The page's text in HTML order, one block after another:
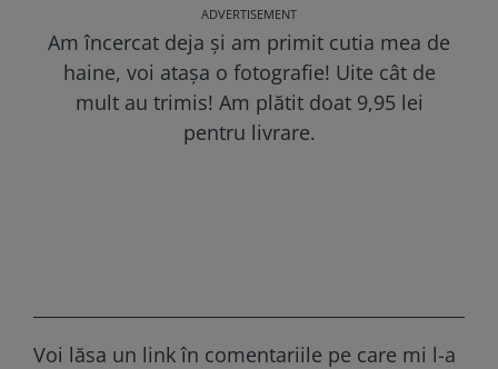
Am încercat deja și am primit cutia mea de
haine, voi atașa o fotografie! Uite cât de
mult au trimis! Am plătit doat 9,95 lei
pentru livrare.
Voi lăsa un link în comentariile pe care mi l-a